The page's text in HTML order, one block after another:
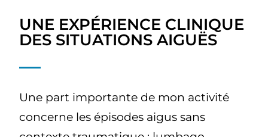
UNE EXPÉRIENCE CLINIQUE
DES SITUATIONS AIGUËS
Une part importante de mon activité
concerne les épisodes aigus sans